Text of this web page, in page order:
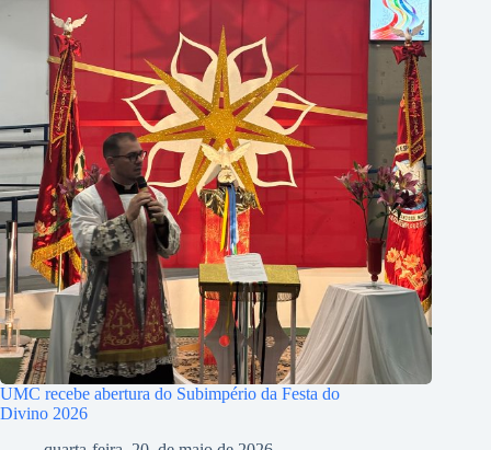
UMC recebe abertura do Subimpério da Festa do
Divino 2026